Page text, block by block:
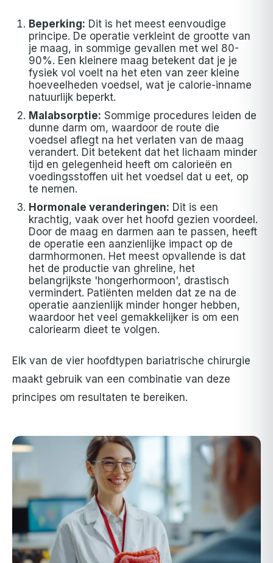
Beperking: Dit is het meest eenvoudige
principe. De operatie verkleint de grootte van
je maag, in sommige gevallen met wel 80-
90%. Een kleinere maag betekent dat je je
fysiek vol voelt na het eten van zeer kleine
hoeveelheden voedsel, wat je calorie-inname
natuurlijk beperkt.
Malabsorptie: Sommige procedures leiden de
dunne darm om, waardoor de route die
voedsel aflegt na het verlaten van de maag
verandert. Dit betekent dat het lichaam minder
tijd en gelegenheid heeft om calorieën en
voedingsstoffen uit het voedsel dat u eet, op
te nemen.
Hormonale veranderingen: Dit is een
krachtig, vaak over het hoofd gezien voordeel.
Door de maag en darmen aan te passen, heeft
de operatie een aanzienlijke impact op de
darmhormonen. Het meest opvallende is dat
het de productie van ghreline, het
belangrijkste 'hongerhormoon', drastisch
vermindert. Patiënten melden dat ze na de
operatie aanzienlijk minder honger hebben,
waardoor het veel gemakkelijker is om een
caloriearm dieet te volgen.
Elk van de vier hoofdtypen bariatrische chirurgie
maakt gebruik van een combinatie van deze
principes om resultaten te bereiken.